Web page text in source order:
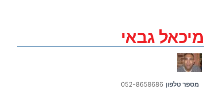
מיכאל גבאי
מספר טלפון 052-8658686